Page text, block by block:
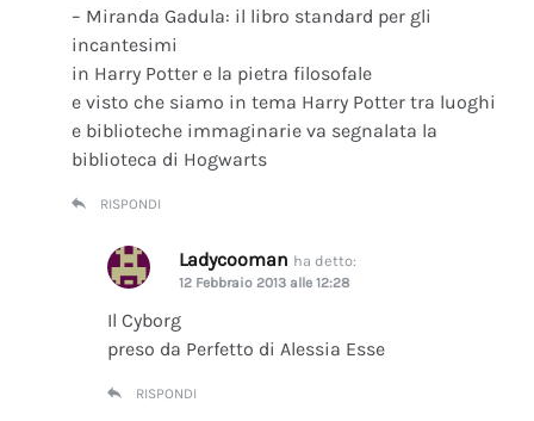
– Miranda Gadula: il libro standard per gli
incantesimi
in Harry Potter e la pietra filosofale
e visto che siamo in tema Harry Potter tra luoghi
e biblioteche immaginarie va segnalata la
biblioteca di Hogwarts
RISPONDI
Ladycooman ha detto:
12 Febbraio 2013 alle 12:28
Il Cyborg
preso da Perfetto di Alessia Esse
RISPONDI